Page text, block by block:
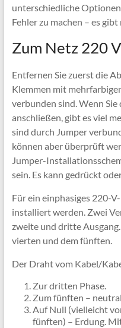
unterschiedliche
Fehler zu machen – es
Zum Netz 220 V
Entfernen Sie zuerst die
Klemmen mit
verbunden sind. Wenn
anschließen, gibt es viel
sind durch Jumper
können aber überprüft
Jumper-
sein. Es kann gedrückt
Für ein einphasiges 220-
installiert werden. Zwei
zweite und dritte
vierten und dem fünften.
Der Draht vom Kabel/
Zur dritten Phase.
Zum fünften –
Auf Null (vielleicht
fünften) – Erdung.